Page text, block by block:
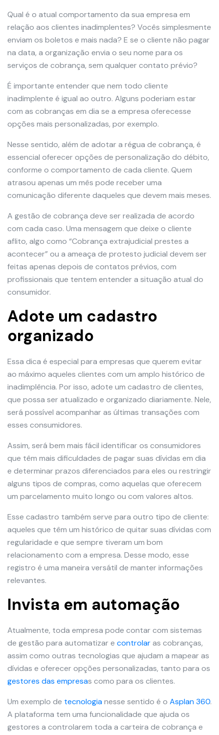
Qual é o atual comportamento da sua empresa em
relação aos clientes inadimplentes? Vocês simplesmente
enviam os boletos e mais nada? E se o cliente não pagar
na data, a organização envia o seu nome para os
serviços de cobrança, sem qualquer contato prévio?
É importante entender que nem todo cliente
inadimplente é igual ao outro. Alguns poderiam estar
com as cobranças em dia se a empresa oferecesse
opções mais personalizadas, por exemplo.
Nesse sentido, além de adotar a régua de cobrança, é
essencial oferecer opções de personalização do débito,
conforme o comportamento de cada cliente. Quem
atrasou apenas um mês pode receber uma
comunicação diferente daqueles que devem mais meses.
A gestão de cobrança deve ser realizada de acordo
com cada caso. Uma mensagem que deixe o cliente
aflito, algo como “Cobrança extrajudicial prestes a
acontecer” ou a ameaça de protesto judicial devem ser
feitas apenas depois de contatos prévios, com
profissionais que tentem entender a situação atual do
consumidor.
Adote um cadastro
organizado
Essa dica é especial para empresas que querem evitar
ao máximo aqueles clientes com um amplo histórico de
inadimplência. Por isso, adote um cadastro de clientes,
que possa ser atualizado e organizado diariamente. Nele,
será possível acompanhar as últimas transações com
esses consumidores.
Assim, será bem mais fácil identificar os consumidores
que têm mais dificuldades de pagar suas dívidas em dia
e determinar prazos diferenciados para eles ou restringir
alguns tipos de compras, como aquelas que oferecem
um parcelamento muito longo ou com valores altos.
Esse cadastro também serve para outro tipo de cliente:
aqueles que têm um histórico de quitar suas dívidas com
regularidade e que sempre tiveram um bom
relacionamento com a empresa. Desse modo, esse
registro é uma maneira versátil de manter informações
relevantes.
Invista em automação
Atualmente, toda empresa pode contar com sistemas
de gestão para automatizar e controlaras cobranças,
assim como outras tecnologias que ajudam a mapear as
dívidas e oferecer opções personalizadas, tanto para os
gestores das empresas como para os clientes.
Um exemplo de tecnologianesse sentido é o Asplan 360.
A plataforma tem uma funcionalidade que ajuda os
gestores a controlarem toda a carteira de cobrança e